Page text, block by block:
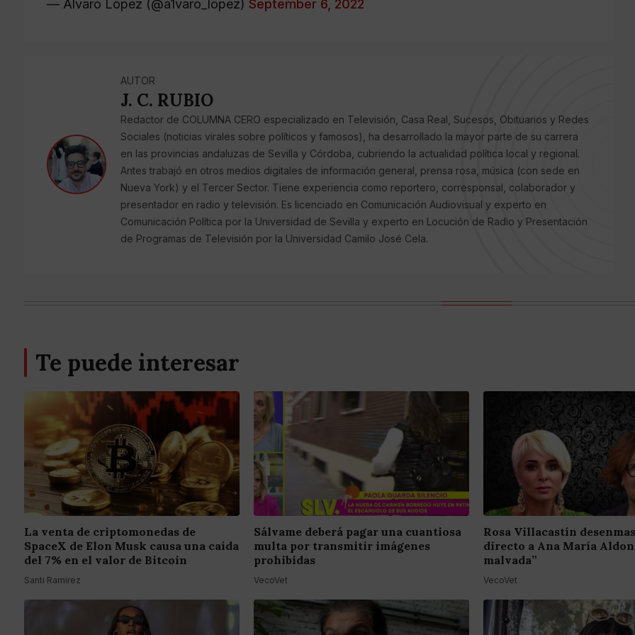
— Álvaro López (@a1varo_lopez) September 6, 2022
AUTOR
J. C. RUBIO
Redactor de COLUMNA CERO especializado en Televisión, Casa Real, Sucesos, Obituarios y Redes
Sociales (noticias virales sobre políticos y famosos), ha desarrollado la mayor parte de su carrera
en las provincias andaluzas de Sevilla y Córdoba, cubriendo la actualidad política local y regional.
Antes trabajó en otros medios digitales de información general, prensa rosa, música (con sede en
Nueva York) y el Tercer Sector. Tiene experiencia como reportero, corresponsal, colaborador y
presentador en radio y televisión. Es licenciado en Comunicación Audiovisual y experto en
Comunicación Política por la Universidad de Sevilla y experto en Locución de Radio y Presentación
de Programas de Televisión por la Universidad Camilo José Cela.
Te puede interesar
La venta de criptomonedas de
SpaceX de Elon Musk causa una caída
del 7% en el valor de Bitcoin
Santi Ramirez
Sálvame deberá pagar una cuantiosa
multa por transmitir imágenes
prohibidas
VecoVet
Rosa Villacastín
directo a Ana María
malvada”
VecoVet